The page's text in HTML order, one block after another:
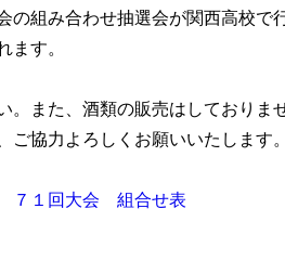
組み合わせ抽選会が関西高校で
ます。
また、酒類の販売はしておりま
協力よろしくお願いいたします。
７１回大会 組合せ表